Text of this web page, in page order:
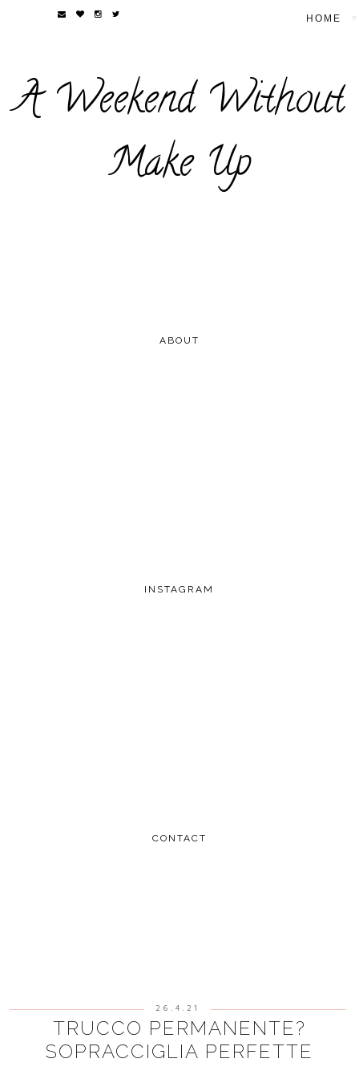
A Weekend Without
Make Up
ABOUT
INSTAGRAM
CONTACT
26.4.21
TRUCCO PERMANENTE?
SOPRACCIGLIA PERFETTE